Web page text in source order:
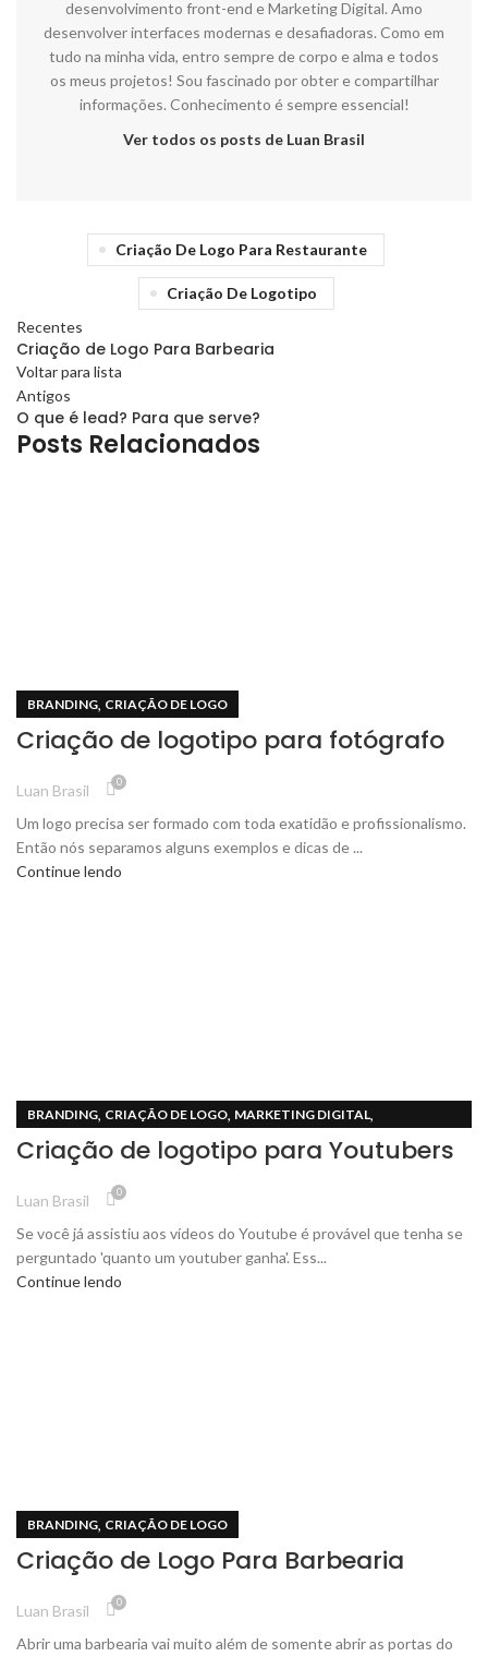
desenvolvimento front-end e Marketing Digital. Amo
desenvolver interfaces modernas e desafiadoras. Como em
tudo na minha vida, entro sempre de corpo e alma e todos
os meus projetos! Sou fascinado por obter e compartilhar
informações. Conhecimento é sempre essencial!
Ver todos os posts de Luan Brasil
Criação De Logo Para Restaurante
Criação De Logotipo
Recentes
Criação de Logo Para Barbearia
Voltar para lista
Antigos
O que é lead? Para que serve?
Posts Relacionados
BRANDING, CRIAÇÃO DE LOGO
Criação de logotipo para fotógrafo
Luan Brasil 0
Um logo precisa ser formado com toda exatidão e profissionalismo.
Então nós separamos alguns exemplos e dicas de ...
Continue lendo
BRANDING, CRIAÇÃO DE LOGO, MARKETING DIGITAL,
TODOS DO BLOG
Criação de logotipo para Youtubers
Luan Brasil 0
Se você já assistiu aos vídeos do Youtube é provável que tenha se
perguntado 'quanto um youtuber ganha'. Ess...
Continue lendo
BRANDING, CRIAÇÃO DE LOGO
Criação de Logo Para Barbearia
Luan Brasil 0
Abrir uma barbearia vai muito além de somente abrir as portas do